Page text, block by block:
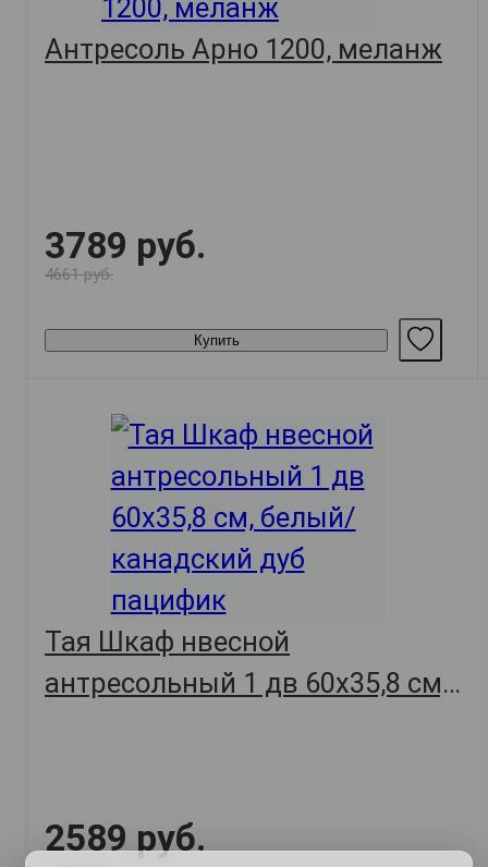
Антресоль Арно 1200, меланж
3789 руб.
4661 руб.
Купить
Тая Шкаф нвесной
антресольный 1 дв 60х35,8 см,
2589 руб.